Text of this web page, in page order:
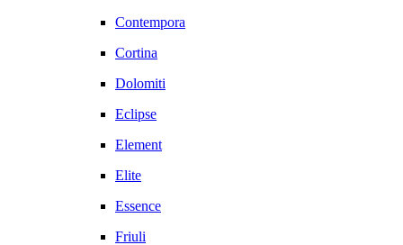
Contempora
Cortina
Dolomiti
Eclipse
Element
Elite
Essence
Friuli